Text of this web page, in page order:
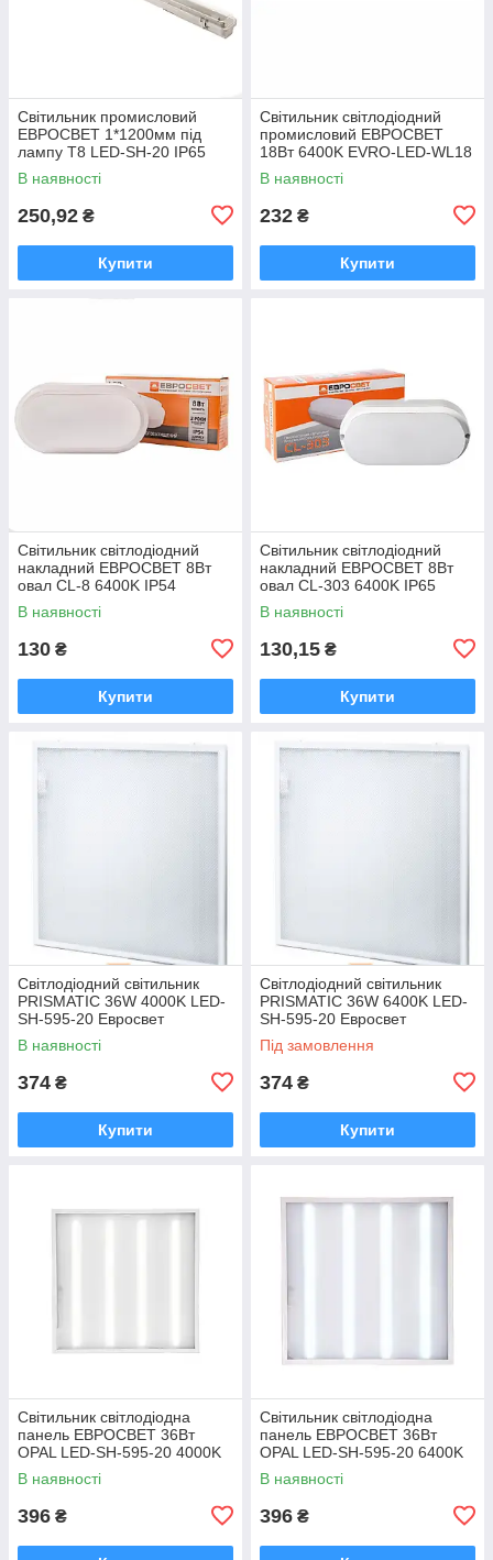
Світильник промисловий
ЕВРОСВЕТ 1*1200мм під
лампу Т8 LED-SH-20 IP65
Slim
В наявності
250,92 ₴
Купити
Світильник світлодіодний
промисловий ЕВРОСВЕТ
18Вт 6400K EVRO-LED-WL18
1440Лм IP65
В наявності
232 ₴
Купити
Світильник світлодіодний
накладний ЕВРОСВЕТ 8Вт
овал CL-8 6400K IP54
В наявності
130 ₴
Купити
Світильник світлодіодний
накладний ЕВРОСВЕТ 8Вт
овал CL-303 6400K IP65
В наявності
130,15 ₴
Купити
Світлодіодний світильник
PRISMATIC 36W 4000K LED-
SH-595-20 Евросвет
В наявності
374 ₴
Купити
Світлодіодний світильник
PRISMATIC 36W 6400K LED-
SH-595-20 Евросвет
Під замовлення
374 ₴
Купити
Світильник світлодіодна
панель ЕВРОСВЕТ 36Вт
OPAL LED-SH-595-20 4000K
3000Лм
В наявності
396 ₴
Світильник світлодіодна
панель ЕВРОСВЕТ 36Вт
OPAL LED-SH-595-20 6400K
3000Лм
В наявності
396 ₴